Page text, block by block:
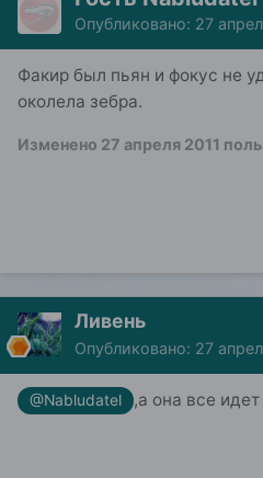
Опубликовано: 27
Факир был пьян и фокус не
околела зебра.
Изменено 27 апреля 2011
Ливень
Опубликовано: 27
@Nabludatel ,а она все